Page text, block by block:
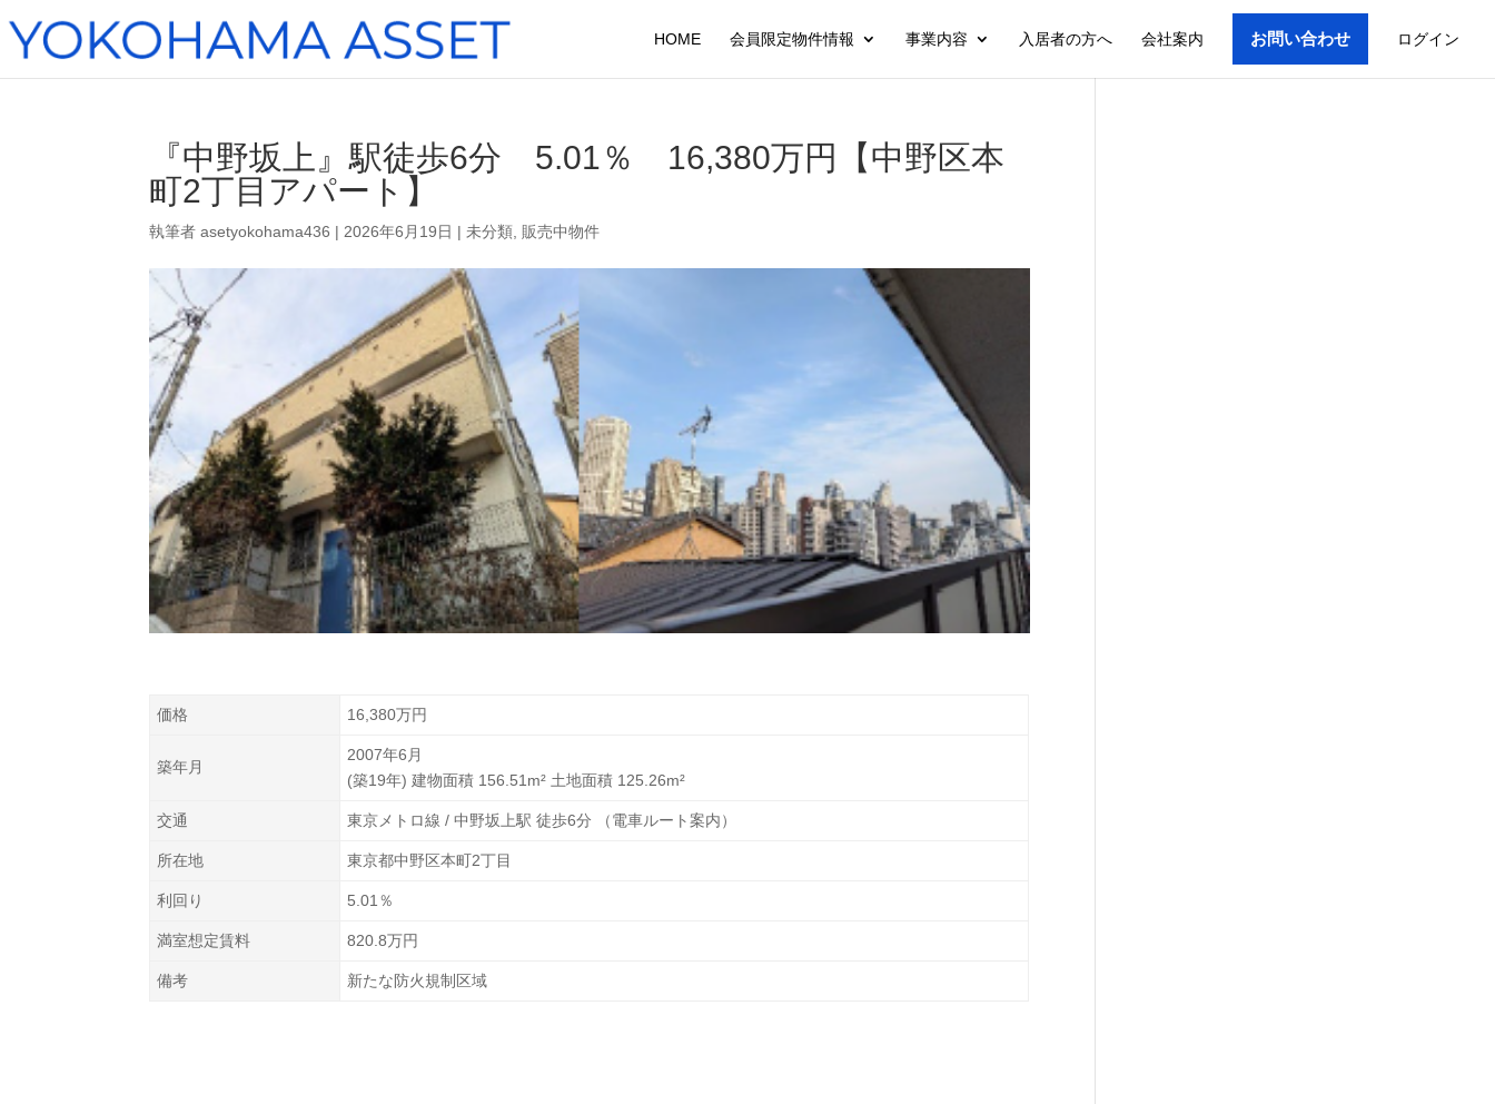
HOME 会員限定物件情報 事業内容 入居者の方へ 会社案内 お問い合わせ ログイン
『中野坂上』駅徒歩6分 5.01％ 16,380万円【中野区本
町2丁目アパート】
執筆者asetyokohama436 | 2026年6月19日 | 未分類 販売中物件
価格 16,380万円
築年月
2007年6月
(築19年) 建物面積 156.51m² 土地面積 125.26m²
交通 東京メトロ線 / 中野坂上駅 徒歩6分 （電車ルート案内）
所在地 東京都中野区本町2丁目
利回り 5.01％
満室想定賃料 820.8万円
備考 新たな防火規制区域